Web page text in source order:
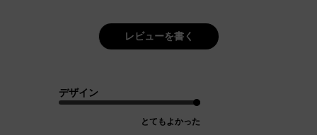
レビューを書く
デザイン
とてもよかった